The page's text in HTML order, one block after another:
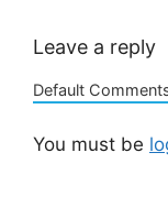
Leave a reply
Default
You must be